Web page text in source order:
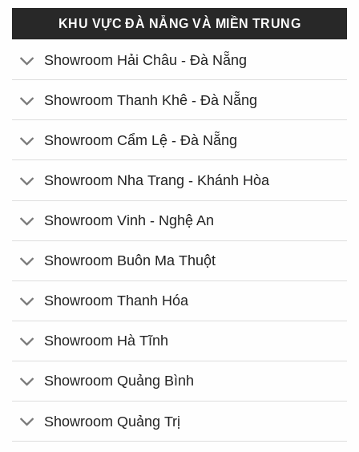
KHU VỰC ĐÀ NẴNG VÀ MIỀN TRUNG
Showroom Hải Châu - Đà Nẵng
Showroom Thanh Khê - Đà Nẵng
Showroom Cẩm Lệ - Đà Nẵng
Showroom Nha Trang - Khánh Hòa
Showroom Vinh - Nghệ An
Showroom Buôn Ma Thuột
Showroom Thanh Hóa
Showroom Hà Tĩnh
Showroom Quảng Bình
Showroom Quảng Trị